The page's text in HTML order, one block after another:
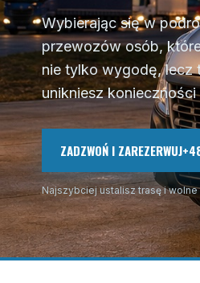
Wybierając się w
przewozów osób,
nie tylko wygodę, lecz
unikniesz
ZADZWOŃ I ZAREZERWUJ
Najszybciej ustalisz trasę i